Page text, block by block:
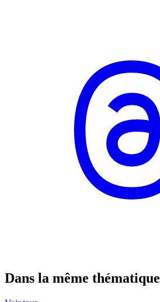
Dans la même thématique